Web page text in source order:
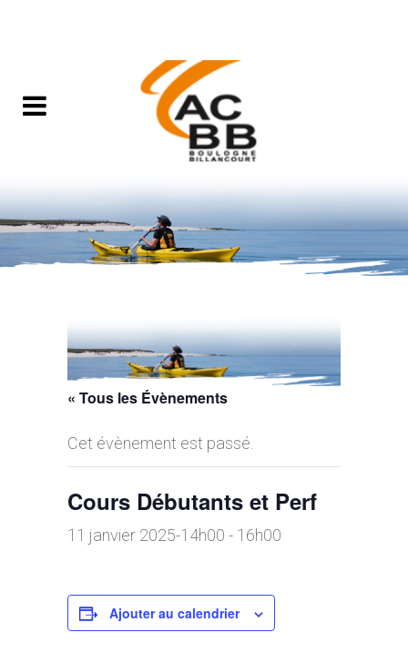
« Tous les Évènements
Cet évènement est passé.
Cours Débutants et Perf
11 janvier 2025-14h00 - 16h00
Ajouter au calendrier